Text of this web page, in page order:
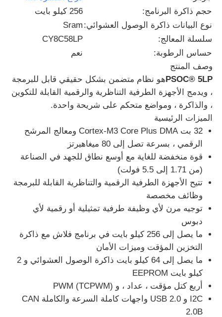
مراقبة الجودة
اتصل بنا
أخبار
القضايا
مجموعة بوابة قابلة للبرمجة في مجال FPGA
وحدة متحكم MCU
نظام على رقاقة
وحدة تحكم MPU
CPLD PLD
كاشف الحرارة تحت الحمراء
حجم ذاكرة البرنامج:
256 كيلو بايت
نوع البيانات ذاكرة الوصول العشوائي: Sram
سلسلة المعالج:
CY8C58LP
حساس الرطوبة:
نعم
وصف المنتج
PSOC® 5LPهو نظام متضمن بشكل حقيقي قابل للبرمجة
، ويدمج الأجهزة الطرفية التناظرية والرقمية القابلة للتكوين
، والذاكرة ، ومواضع متحكم على شريحة واحدة.
الميزات الرئيسية
32 بت Cortex-M3 Core Plus DMA ومعالج المرشح
الرقمي ، بسرعة تصل إلى 80 ميغاهيرتز
قوة منخفضة للغاية مع أوسع نطاق للجهد في الصناعة
(من 1.71 إلى 5.5 فولت)
تتيح الأجهزة الطرفية الرقمية والتناظرية القابلة للبرمجة
وظائف مخصصة
توجيه مرن لأي وظيفة طرفية تمثيلية أو رقمية لأي
دبوس
ما يصل إلى 256 كيلو بايت في برنامج فلاش مع ذاكرة
التخزين المؤقت وميزات الأمان
ما يصل إلى 64 كيلو بايت ذاكرة الوصول العشوائي و 2
كيلو بايت EEPROM
أربع كتل مؤقت ، عداد ، و PWM (TCPWM)
I2C و USB 2.0 واجهات كاملة السرعة والكاملة CAN
2.0B